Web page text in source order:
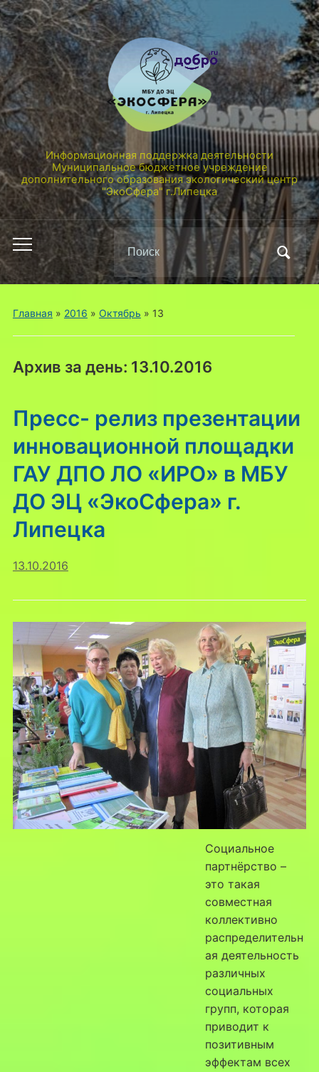
Информационная поддержка деятельности
Муниципальное бюджетное учреждение
дополнительного образования экологический центр
"ЭкоСфера" г.Липецка
Переключить
мобильное
меню
Поиск
по:
Главная » 2016 » Октябрь » 13
Архив за день: 13.10.2016
Пресс- релиз презентации
инновационной площадки
ГАУ ДПО ЛО «ИРО» в МБУ
ДО ЭЦ «ЭкоСфера» г.
Липецка
13.10.2016
Социальное
партнёрство –
это такая
совместная
коллективно
распределительн
ая деятельность
различных
социальных
групп, которая
приводит к
позитивным
эффектам всех